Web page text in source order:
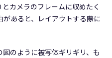
カメラのフレームに収めたく
あると、レイアウトする際に
のように被写体ギリギリ、も